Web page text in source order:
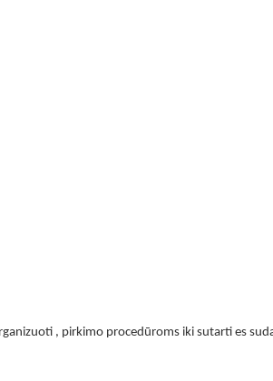
, pirkimo procedūroms iki sutarti es